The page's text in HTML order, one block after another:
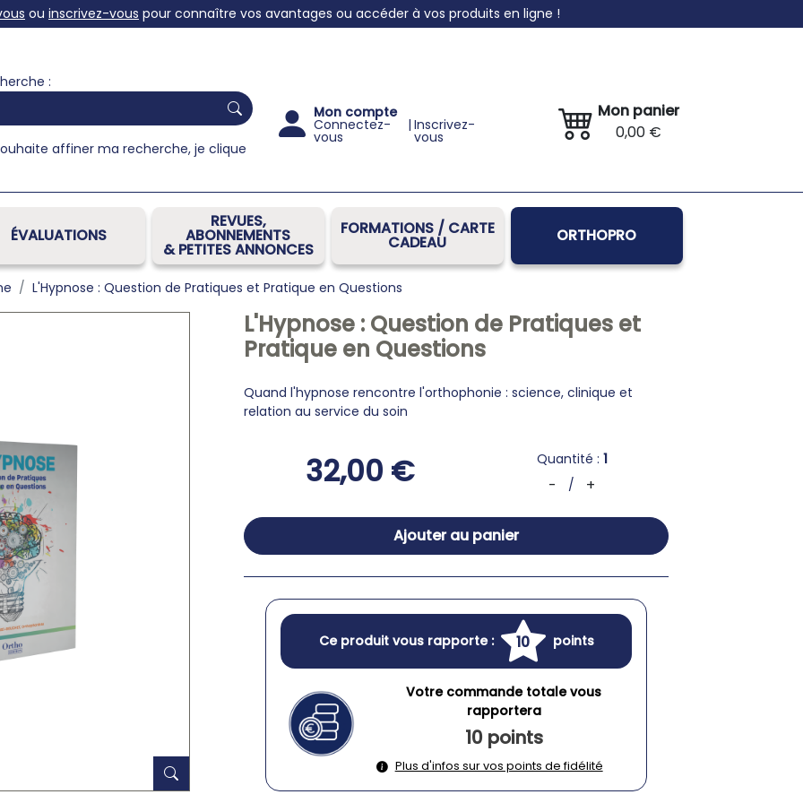
ou inscrivez-vous pour connaître vos avantages ou accéder à vos produits en ligne !
:
affiner ma recherche, je clique
Mon compte
Connectez-
vous
| Inscrivez-
vous
Mon panier
0,00 €
ÉVALUATIONS
REVUES,
ABONNEMENTS
& PETITES ANNONCES
FORMATIONS / CARTE
CADEAU ORTHOPRO
L'Hypnose : Question de Pratiques et Pratique en Questions
L'Hypnose : Question de Pratiques et
Pratique en Questions
Quand l'hypnose rencontre l'orthophonie : science, clinique et
relation au service du soin
32,00 € Quantité : 1
- / +
Ajouter au panier
Ce produit vous rapporte : 10 points
Votre commande totale vous
rapportera
10 points
Plus d'infos sur vos points de fidélité